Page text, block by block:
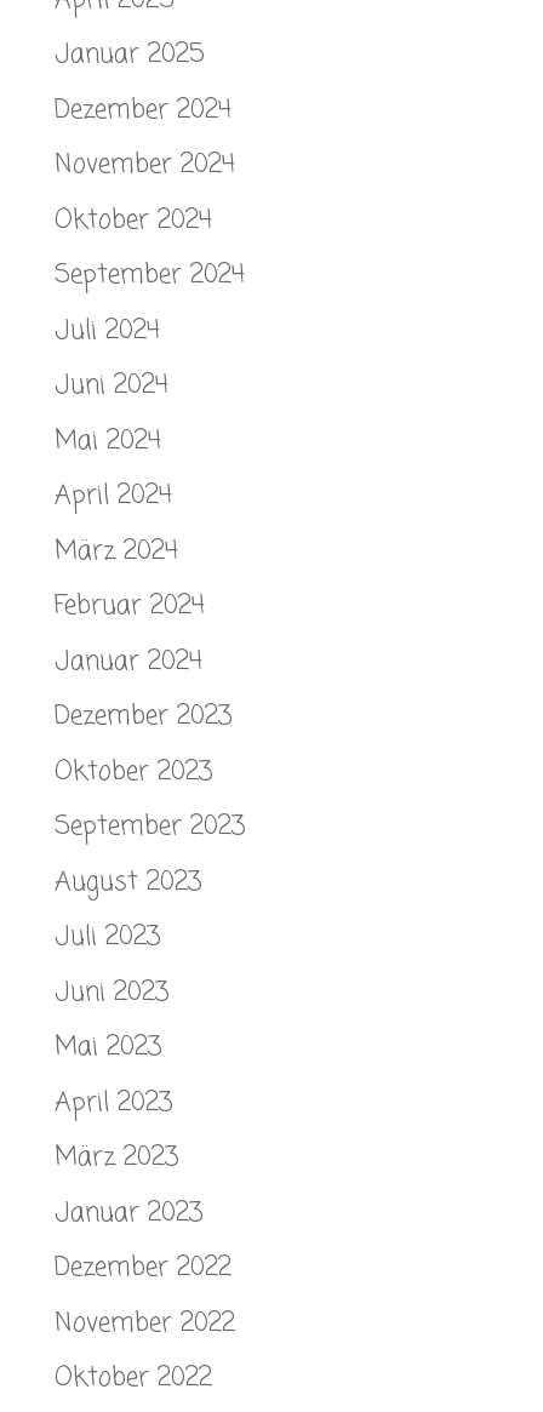
Januar 2025
Dezember 2024
November 2024
Oktober 2024
September 2024
Juli 2024
Juni 2024
Mai 2024
April 2024
März 2024
Februar 2024
Januar 2024
Dezember 2023
Oktober 2023
September 2023
August 2023
Juli 2023
Juni 2023
Mai 2023
April 2023
März 2023
Januar 2023
Dezember 2022
November 2022
Oktober 2022